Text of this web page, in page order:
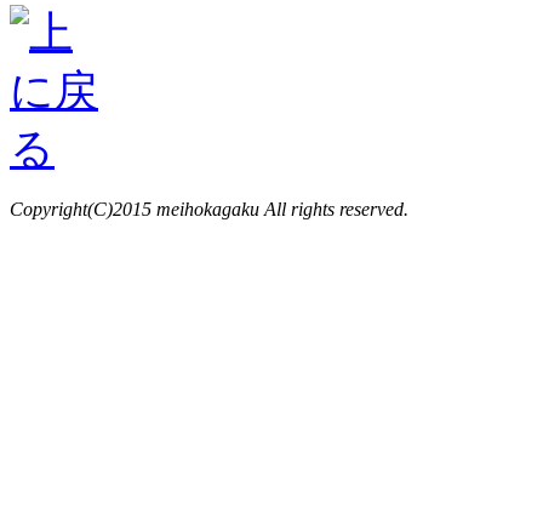
Copyright(C)2015 meihokagaku All rights reserved.